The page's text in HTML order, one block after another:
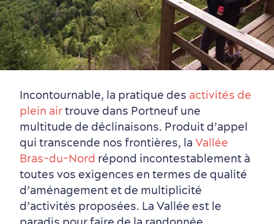
Périphérie de la ville
Activités en hiver
en famille
Centres de villégiature
Informations pratiques
Incontournable, la pratique des activités de
plein airtrouve dans Portneuf une
multitude de déclinaisons. Produit d’appel
qui transcende nos frontières, la Vallée
Bras-du-Nord répond incontestablement à
toutes vos exigences en termes de qualité
d’aménagement et de multiplicité
d’activités proposées. La Vallée est le